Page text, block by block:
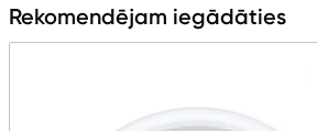
Projektori un ekrāni
Drukas iekārtas
Rekomendējam iegādāties